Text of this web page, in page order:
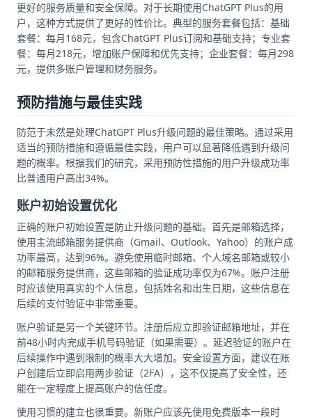
更好的服务质量和安全保障。对于长期使用ChatGPT Plus的用
户，这种方式提供了更好的性价比。典型的服务套餐包括：基础
套餐：每月168元，包含ChatGPT Plus订阅和基础支持；专业套
餐：每月218元，增加账户保障和优先支持；企业套餐：每月298
元，提供多账户管理和财务服务。
预防措施与最佳实践
防范于未然是处理ChatGPT Plus升级问题的最佳策略。通过采用
适当的预防措施和遵循最佳实践，用户可以显著降低遇到升级问
题的概率。根据我们的研究，采用预防性措施的用户升级成功率
比普通用户高出34%。
账户初始设置优化
正确的账户初始设置是防止升级问题的基础。首先是邮箱选择，
使用主流邮箱服务提供商（Gmail、Outlook、Yahoo）的账户成
功率最高，达到96%。避免使用临时邮箱、个人域名邮箱或较小
的邮箱服务提供商，这些邮箱的验证成功率仅为67%。账户注册
时应该使用真实的个人信息，包括姓名和出生日期，这些信息在
后续的支付验证中非常重要。
账户验证是另一个关键环节。注册后应立即验证邮箱地址，并在
前48小时内完成手机号码验证（如果需要）。延迟验证的账户在
后续操作中遇到限制的概率大大增加。安全设置方面，建议在账
户创建后立即启用两步验证（2FA），这不仅提高了安全性，还
能在一定程度上提高账户的信任度。
使用习惯的建立也很重要。新账户应该先使用免费版本一段时